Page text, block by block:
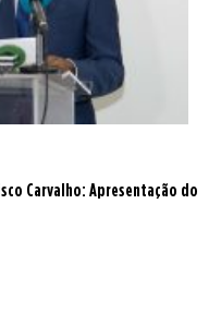
Carvalho: Apresentação do